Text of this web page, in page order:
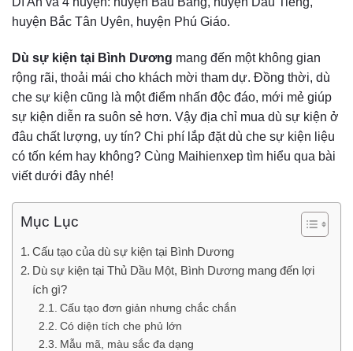
huyện Bắc Tân Uyên, huyện Phú Giáo.
Dù sự kiện tại Bình Dương mang đến một không gian
rộng rãi, thoải mái cho khách mời tham dự. Đồng thời, dù
che sự kiện cũng là một điểm nhấn độc đáo, mới mẻ giúp
sự kiện diễn ra suôn sẻ hơn. Vậy địa chỉ mua dù sự kiện ở
đâu chất lượng, uy tín? Chi phí lắp đặt dù che sự kiện liệu
có tốn kém hay không? Cùng Maihienxep tìm hiểu qua bài
viết dưới đây nhé!
Mục Lục
Cấu tạo của dù sự kiện tại Bình Dương
Dù sự kiện tại Thủ Dầu Một, Bình Dương mang đến lợi
ích gì?
Cấu tạo đơn giản nhưng chắc chắn
Có diện tích che phủ lớn
Mẫu mã, màu sắc đa dạng